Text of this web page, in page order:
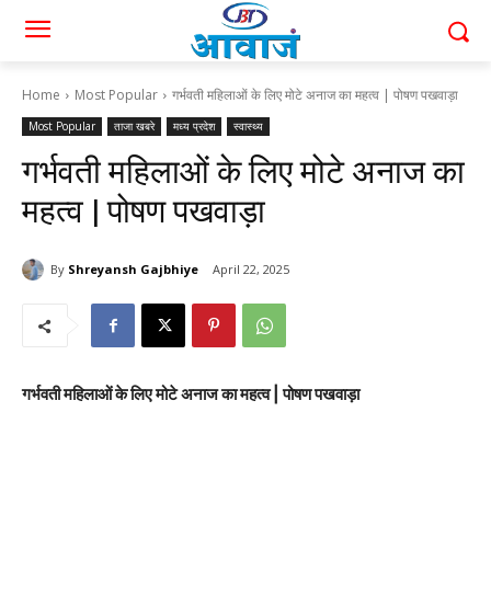
Home Most Popular गर्भवती महिलाओं के लिए मोटे अनाज का महत्व | पोषण पखवाड़ा
Most Popular ताजा खबरे मध्य प्रदेश स्वास्थ्य
गर्भवती महिलाओं के लिए मोटे अनाज का
महत्व | पोषण पखवाड़ा
By Shreyansh Gajbhiye April 22, 2025
गर्भवती महिलाओं के लिए मोटे अनाज का महत्व | पोषण पखवाड़ा